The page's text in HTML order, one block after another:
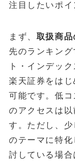
注目したいポイ
まず、 取扱商
先のランキン
ト・インデッ
楽天証券をは
可能です。低
のアクセスは
す。ただし、
のテーマに特
討している場